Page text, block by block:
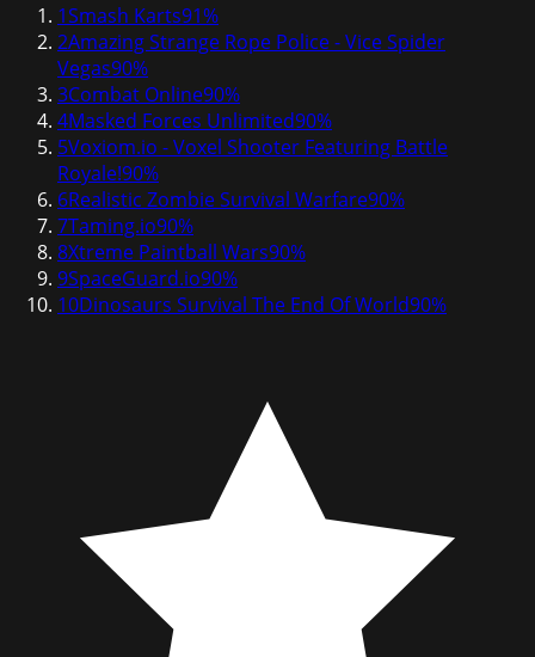
1Smash Karts91%
2Amazing Strange Rope Police - Vice Spider
Vegas90%
3Combat Online90%
4Masked Forces Unlimited90%
5Voxiom.io - Voxel Shooter Featuring Battle
Royale!90%
6Realistic Zombie Survival Warfare90%
7Taming.io90%
8Xtreme Paintball Wars90%
9SpaceGuard.io90%
10Dinosaurs Survival The End Of World90%